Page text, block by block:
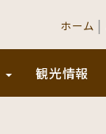
ホーム |
観光情報